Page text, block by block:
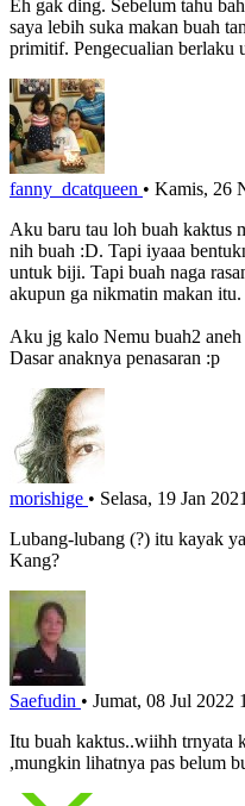
Eh gak ding. Sebelum tahu
saya lebih suka makan buah
primitif. Pengecualian berlaku
fanny_dcatqueen • Kamis, 26
Aku baru tau loh buah kaktus
nih buah :D. Tapi iyaaa
untuk biji. Tapi buah naga
akupun ga nikmatin makan itu.
Aku jg kalo Nemu buah2
Dasar anaknya penasaran :p
morishige • Selasa, 19 Jan
Lubang-lubang (?) itu kayak
Kang?
Saefudin • Jumat, 08 Jul 2022
Itu buah kaktus..wiihh trnyata
,mungkin lihatnya pas belum